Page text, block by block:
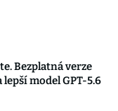
Bezplatná verze
model GPT-5.6